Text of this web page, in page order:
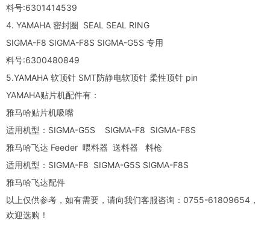
料号:6301414539
4. YAMAHA 密封圈 SEAL SEAL RING
SIGMA-F8 SIGMA-F8S SIGMA-G5S 专用
料号:6300480849
5.YAMAHA 软顶针 SMT防静电软顶针 柔性顶针 pin
YAMAHA贴片机配件有：
雅马哈贴片机吸嘴
适用机型：SIGMA-G5S SIGMA-F8 SIGMA-F8S
雅马哈飞达 Feeder 喂料器 送料器 料枪
适用机型：SIGMA-F8 SIGMA-G5S SIGMA-F8S
雅马哈飞达配件
以上仅供参考，如有需要，请向我们客服咨询：0755-61809654，
欢迎选购！